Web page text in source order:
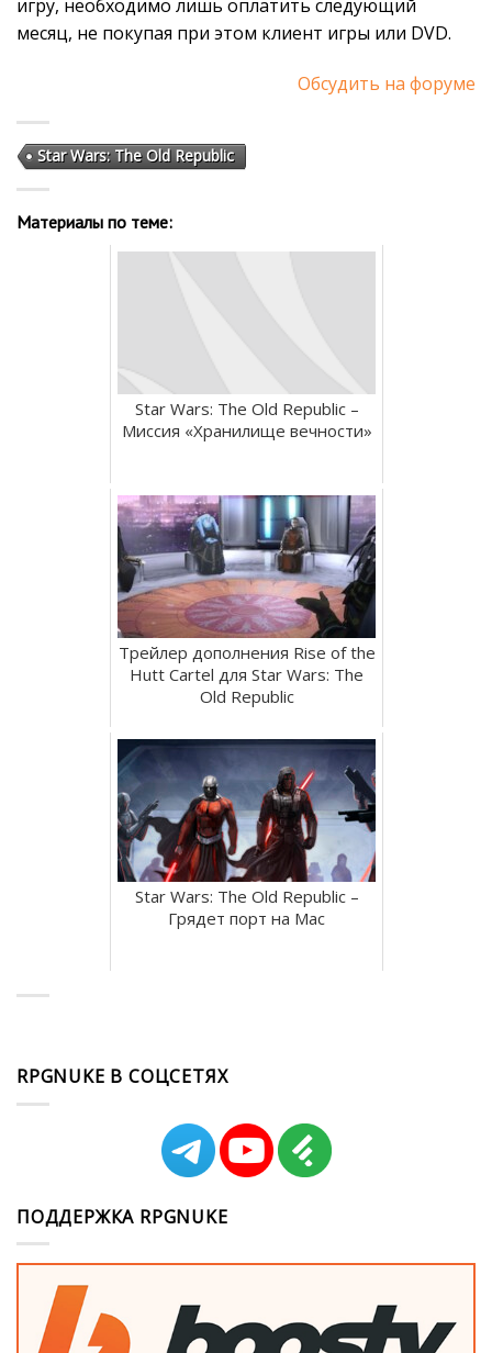
игру, необходимо лишь оплатить следующий
месяц, не покупая при этом клиент игры или DVD.
Обсудить на форуме
Star Wars: The Old Republic
Материалы по теме:
Star Wars: The Old Republic –
Миссия «Хранилище вечности»
Трейлер дополнения Rise of the
Hutt Cartel для Star Wars: The
Old Republic
Star Wars: The Old Republic –
Грядет порт на Mac
RPGNUKE В СОЦСЕТЯХ
ПОДДЕРЖКА RPGNUKE